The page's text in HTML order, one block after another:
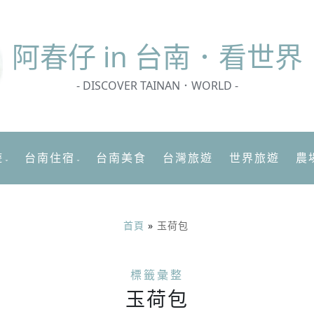
阿春仔 in 台南．看世界
- DISCOVER TAINAN．WORLD -
台南住宿 台南美食 台灣旅遊 世界旅遊 農
首頁 » 玉荷包
標籤彙整
玉荷包